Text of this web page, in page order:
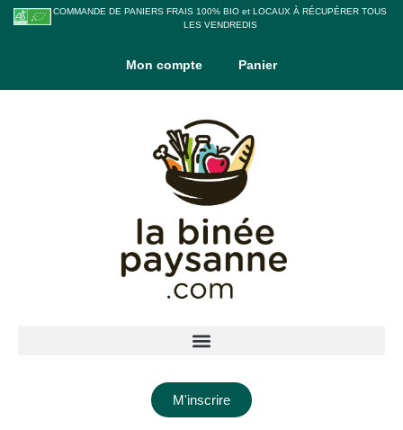
COMMANDE DE PANIERS FRAIS 100% BIO et LOCAUX À RÉCUPÉRER TOUS
LES VENDREDIS
Mon compte Panier
M'inscrire